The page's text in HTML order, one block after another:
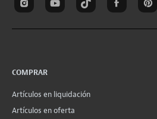
COMPRAR
Artículos en liquidación
Artículos en oferta